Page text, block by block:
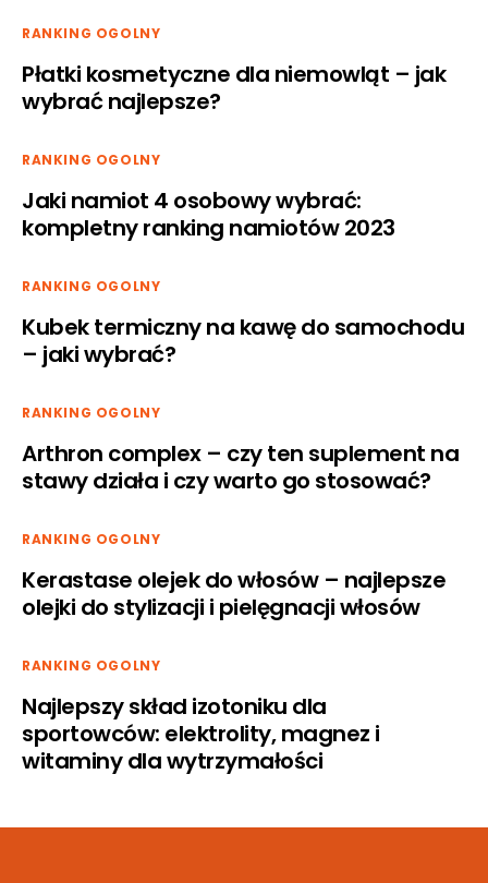
RANKING OGOLNY
Płatki kosmetyczne dla niemowląt – jak
wybrać najlepsze?
RANKING OGOLNY
Jaki namiot 4 osobowy wybrać:
kompletny ranking namiotów 2023
RANKING OGOLNY
Kubek termiczny na kawę do samochodu
– jaki wybrać?
RANKING OGOLNY
Arthron complex – czy ten suplement na
stawy działa i czy warto go stosować?
RANKING OGOLNY
Kerastase olejek do włosów – najlepsze
olejki do stylizacji i pielęgnacji włosów
RANKING OGOLNY
Najlepszy skład izotoniku dla
sportowców: elektrolity, magnez i
witaminy dla wytrzymałości